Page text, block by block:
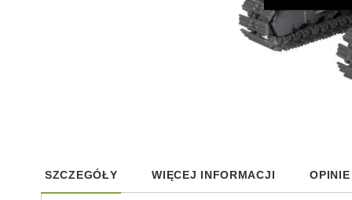
the
beginning
SZCZEGÓŁY WIĘCEJ INFORMACJI OPINIE